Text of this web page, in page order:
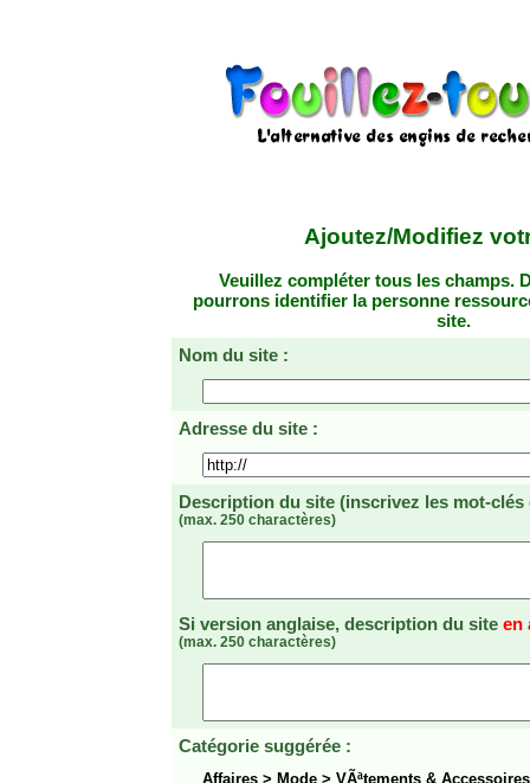
Ajoutez/Modifiez
Veuillez compléter tous les champs.
pourrons identifier la personne
site.
Nom du site :
Adresse du site :
Description du site (inscrivez les mot-
(max. 250 charactères)
Si version anglaise, description du site en
(max. 250 charactères)
Catégorie suggérée :
Affaires > Mode > VÃªtements &